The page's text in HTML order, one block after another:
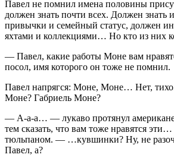
Павел не помнил имена половины
должен знать почти всех. Должен знать
привычки и семейный статус, должен
яхтами и коллекциями… Но кто из них
— Павел, какие работы Моне вам
посол, имя которого он тоже не помнил.
Павел напрягся: Моне, Моне… Нет,
Моне? Габриель Моне?
— А-а-а… — лукаво протянул
тем сказать, что вам тоже нравятся
тюльпаном. — …кувшинки? Ну, не
Павел, а?